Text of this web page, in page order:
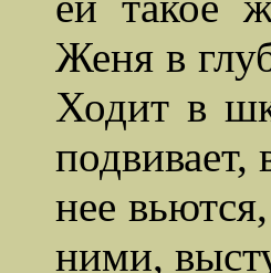
Женя в
Ходит в
нее
ними,